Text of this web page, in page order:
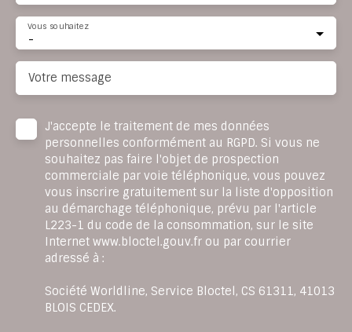
-
Vous souhaitez
Votre message
J'accepte le traitement de mes données
personnelles conformément au RGPD. Si vous ne
souhaitez pas faire l'objet de prospection
commerciale par voie téléphonique, vous pouvez
vous inscrire gratuitement sur la liste d'opposition
au démarchage téléphonique, prévu par l'article
L223-1 du code de la consommation, sur le site
Internet www.bloctel.gouv.fr ou par courrier
adressé à :
Société Worldline, Service Bloctel, CS 61311, 41013
BLOIS CEDEX.